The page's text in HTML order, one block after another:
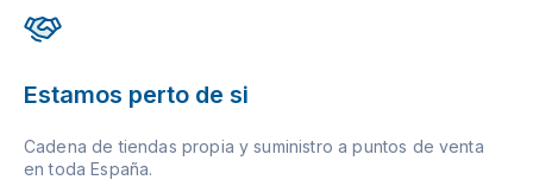
Estamos perto de si
Cadena de tiendas propia y suministro a puntos de venta
en toda España.